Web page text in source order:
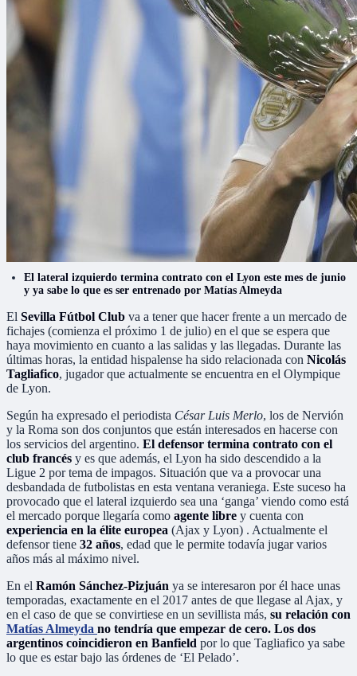
El lateral izquierdo termina contrato con el Lyon este mes de junio
y ya sabe lo que es ser entrenado por Matías Almeyda
El Sevilla Fútbol Club va a tener que hacer frente a un mercado de
fichajes (comienza el próximo 1 de julio) en el que se espera que
haya movimiento en cuanto a las salidas y las llegadas. Durante las
últimas horas, la entidad hispalense ha sido relacionada con Nicolás
Tagliafico, jugador que actualmente se encuentra en el Olympique
de Lyon.
Según ha expresado el periodista César Luis Merlo, los de Nervión
y la Roma son dos conjuntos que están interesados en hacerse con
los servicios del argentino. El defensor termina contrato con el
club francés y es que además, el Lyon ha sido descendido a la
Ligue 2 por tema de impagos. Situación que va a provocar una
desbandada de futbolistas en esta ventana veraniega. Este suceso ha
provocado que el lateral izquierdo sea una ‘ganga’ viendo como está
el mercado porque llegaría como agente libre y cuenta con
experiencia en la élite europea (Ajax y Lyon) . Actualmente el
defensor tiene 32 años, edad que le permite todavía jugar varios
años más al máximo nivel.
En el Ramón Sánchez-Pizjuán ya se interesaron por él hace unas
temporadas, exactamente en el 2017 antes de que llegase al Ajax, y
en el caso de que se convirtiese en un sevillista más, su relación con
Matías Almeyda no tendría que empezar de cero. Los dos
argentinos coincidieron en Banfield por lo que Tagliafico ya sabe
lo que es estar bajo las órdenes de ‘El Pelado’.